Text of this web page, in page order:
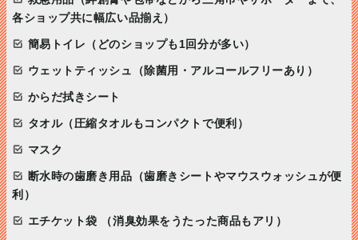
各ショップ共に幅広い品揃え）
簡易トイレ（どのショップも1回分が多い）
ウェットティッシュ（除菌用・アルコールフリーあり）
からだ拭きシート
タオル（圧縮タオルもコンパクトで便利）
マスク
断水時の歯磨き用品（歯磨きシートやマウスウォッシュが便
利）
エチケット袋 （消臭効果をうたった商品もアリ）